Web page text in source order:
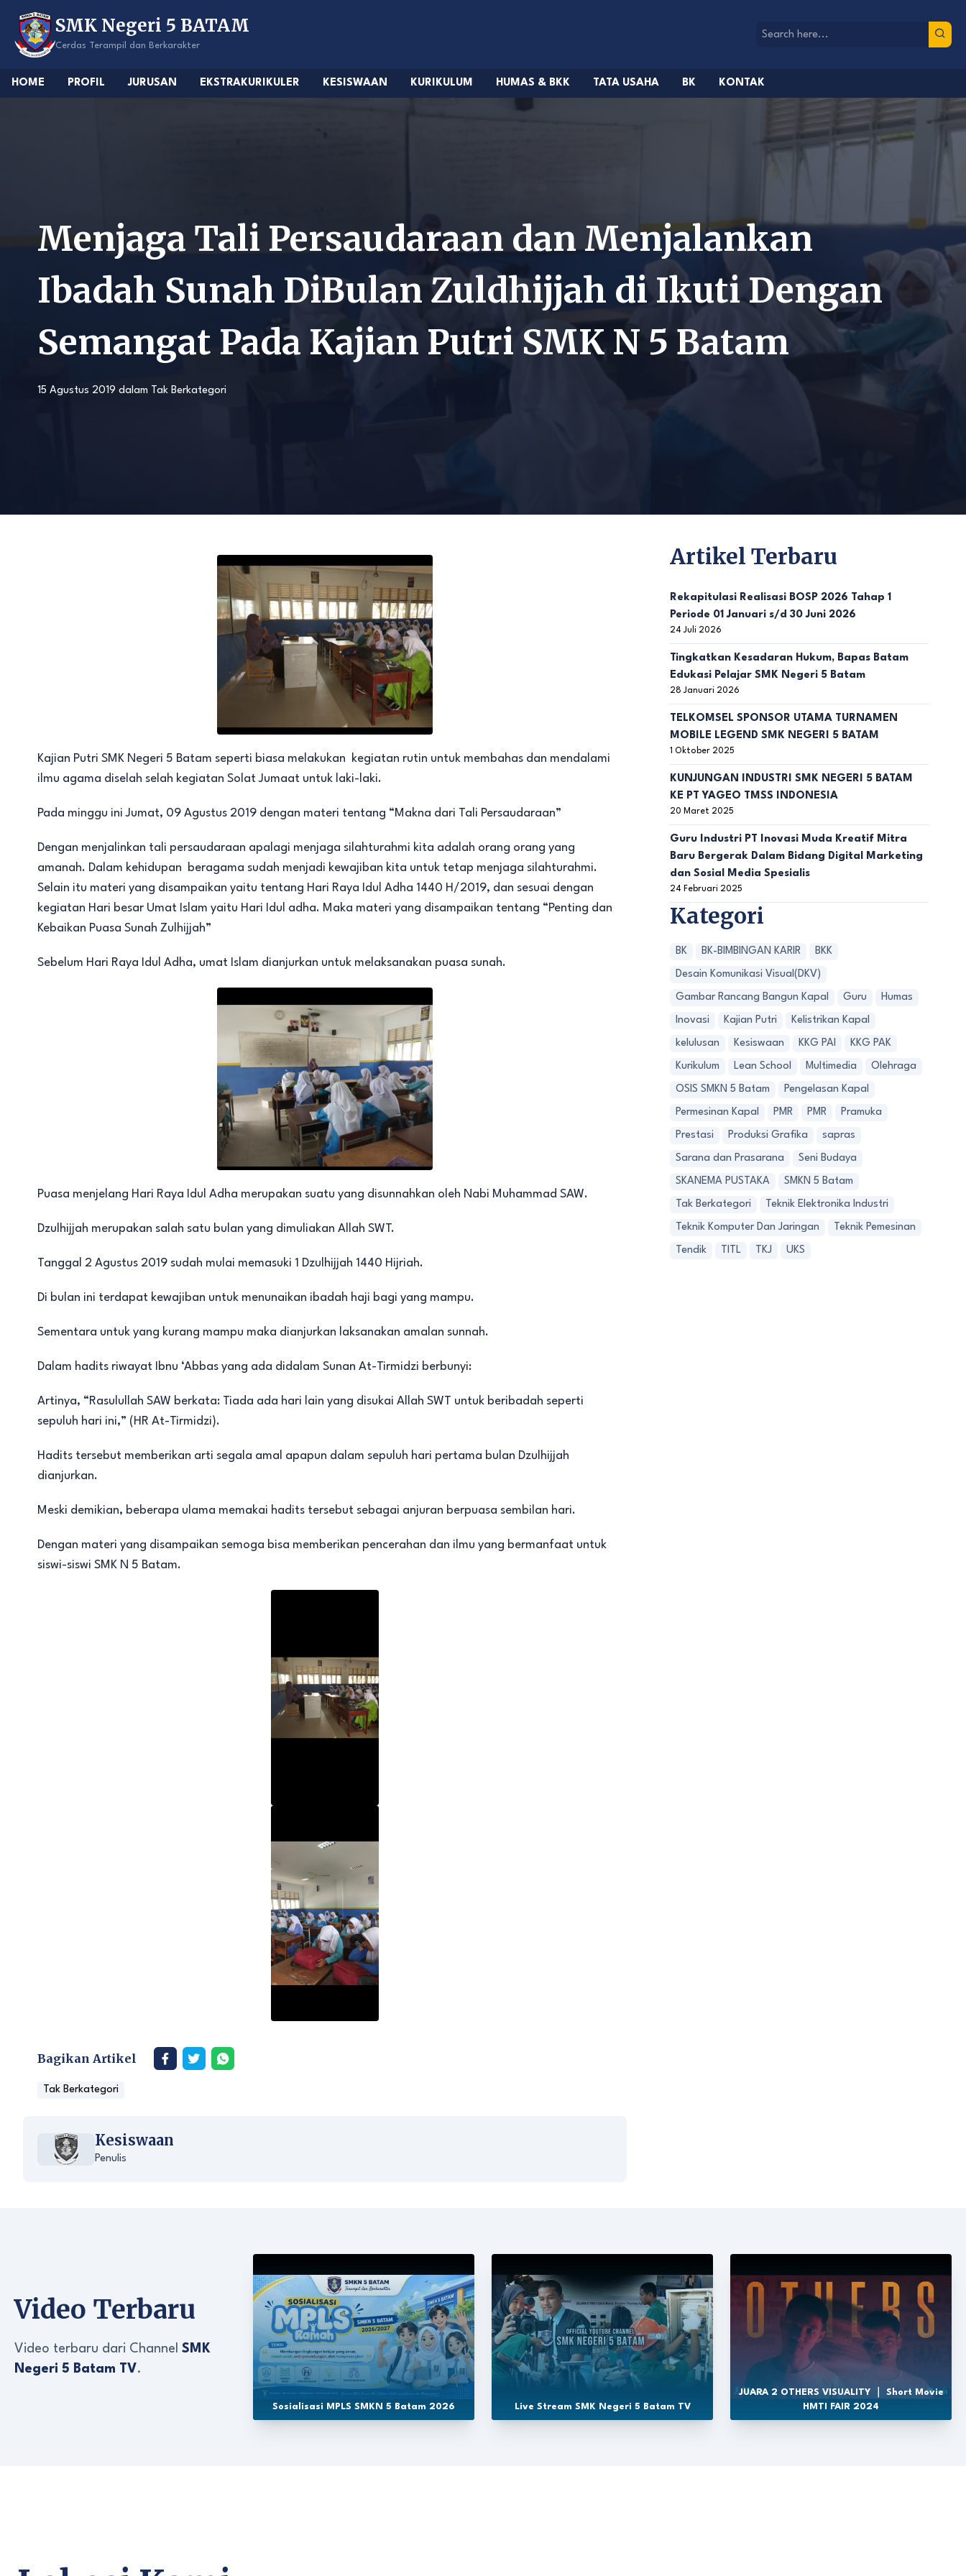
content
SMK Negeri 5 BATAM
Cerdas Terampil dan Berkarakter
HOME PROFIL JURUSAN EKSTRAKURIKULER KESISWAAN KURIKULUM HUMAS & BKK TATA USAHA BK KONTAK
Menjaga Tali Persaudaraan dan Menjalankan
Ibadah Sunah DiBulan Zuldhijjah di Ikuti Dengan
Semangat Pada Kajian Putri SMK N 5 Batam
15 Agustus 2019 dalam Tak Berkategori
Kajian Putri SMK Negeri 5 Batam seperti biasa melakukan kegiatan rutin untuk membahas dan mendalami
ilmu agama diselah selah kegiatan Solat Jumaat untuk laki-laki.
Pada minggu ini Jumat, 09 Agustus 2019 dengan materi tentang “Makna dari Tali Persaudaraan”
Dengan menjalinkan tali persaudaraan apalagi menjaga silahturahmi kita adalah orang orang yang
amanah. Dalam kehidupan beragama sudah menjadi kewajiban kita untuk tetap menjaga silahturahmi.
Selain itu materi yang disampaikan yaitu tentang Hari Raya Idul Adha 1440 H/2019, dan sesuai dengan
kegiatan Hari besar Umat Islam yaitu Hari Idul adha. Maka materi yang disampaikan tentang “Penting dan
Kebaikan Puasa Sunah Zulhijjah”
Sebelum Hari Raya Idul Adha, umat Islam dianjurkan untuk melaksanakan puasa sunah.
Puasa menjelang Hari Raya Idul Adha merupakan suatu yang disunnahkan oleh Nabi Muhammad SAW.
Dzulhijjah merupakan salah satu bulan yang dimuliakan Allah SWT.
Tanggal 2 Agustus 2019 sudah mulai memasuki 1 Dzulhijjah 1440 Hijriah.
Di bulan ini terdapat kewajiban untuk menunaikan ibadah haji bagi yang mampu.
Sementara untuk yang kurang mampu maka dianjurkan laksanakan amalan sunnah.
Dalam hadits riwayat Ibnu ‘Abbas yang ada didalam Sunan At-Tirmidzi berbunyi:
Artinya, “Rasulullah SAW berkata: Tiada ada hari lain yang disukai Allah SWT untuk beribadah seperti
sepuluh hari ini,” (HR At-Tirmidzi).
Hadits tersebut memberikan arti segala amal apapun dalam sepuluh hari pertama bulan Dzulhijjah
dianjurkan.
Meski demikian, beberapa ulama memakai hadits tersebut sebagai anjuran berpuasa sembilan hari.
Dengan materi yang disampaikan semoga bisa memberikan pencerahan dan ilmu yang bermanfaat untuk
siswi-siswi SMK N 5 Batam.
Bagikan Artikel
Tak Berkategori
Kesiswaan
Penulis
Artikel Terbaru
Rekapitulasi Realisasi BOSP 2026 Tahap 1
Periode 01 Januari s/d 30 Juni 2026
24 Juli 2026
Tingkatkan Kesadaran Hukum, Bapas Batam
Edukasi Pelajar SMK Negeri 5 Batam
28 Januari 2026
TELKOMSEL SPONSOR UTAMA TURNAMEN
MOBILE LEGEND SMK NEGERI 5 BATAM
1 Oktober 2025
KUNJUNGAN INDUSTRI SMK NEGERI 5 BATAM
KE PT YAGEO TMSS INDONESIA
20 Maret 2025
Guru Industri PT Inovasi Muda Kreatif Mitra
Baru Bergerak Dalam Bidang Digital Marketing
dan Sosial Media Spesialis
24 Februari 2025
Kategori
BK BK-BIMBINGAN KARIR BKK
Desain Komunikasi Visual(DKV)
Gambar Rancang Bangun Kapal Guru Humas
Inovasi Kajian Putri Kelistrikan Kapal
kelulusan Kesiswaan KKG PAI KKG PAK
Kurikulum Lean School Multimedia Olehraga
OSIS SMKN 5 Batam Pengelasan Kapal
Permesinan Kapal PMR PMR Pramuka
Prestasi Produksi Grafika sapras
Sarana dan Prasarana Seni Budaya
SKANEMA PUSTAKA SMKN 5 Batam
Tak Berkategori Teknik Elektronika Industri
Teknik Komputer Dan Jaringan Teknik Pemesinan
Tendik TITL TKJ UKS
Video Terbaru
Video terbaru dari Channel SMK
Negeri 5 Batam TV.
Sosialisasi MPLS SMKN 5 Batam 2026 Live Stream SMK Negeri 5 Batam TV
JUARA 2 OTHERS VISUALITY ｜ Short Movie
HMTI FAIR 2024